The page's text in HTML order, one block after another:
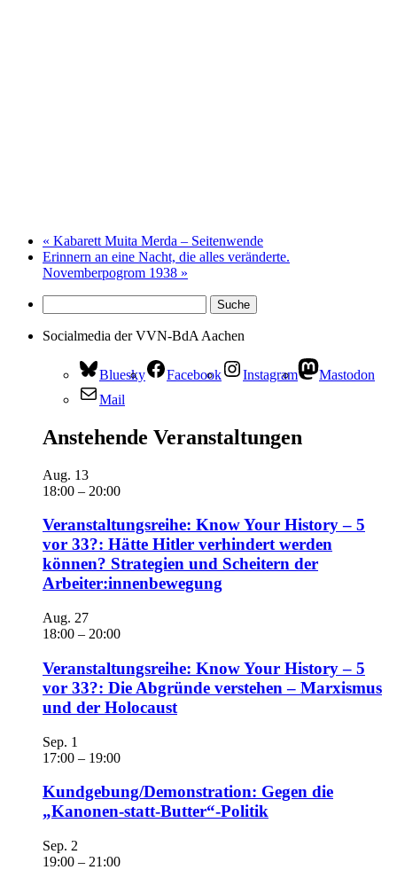
« Kabarett Muita Merda – Seitenwende
Erinnern an eine Nacht, die alles veränderte.
Novemberpogrom 1938 »
Socialmedia der VVN-BdA Aachen
Bluesky Facebook Instagram
Mastodon
Mail
Anstehende Veranstaltungen
Aug. 13
18:00 – 20:00
Veranstaltungsreihe: Know Your History – 5
vor 33?: Hätte Hitler verhindert werden
können? Strategien und Scheitern der
Arbeiter:innenbewegung
Aug. 27
18:00 – 20:00
Veranstaltungsreihe: Know Your History – 5
vor 33?: Die Abgründe verstehen – Marxismus
und der Holocaust
Sep. 1
17:00 – 19:00
Kundgebung/Demonstration: Gegen die
„Kanonen-statt-Butter“-Politik
Sep. 2
19:00 – 21:00